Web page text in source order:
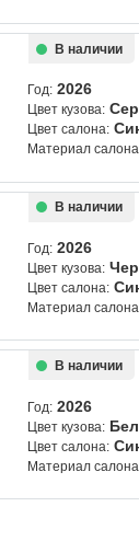
В наличии
Год: 2026
Цвет кузова:
Цвет салона:
Материал
В наличии
Год: 2026
Цвет кузова:
Цвет салона:
Материал
В наличии
Год: 2026
Цвет кузова:
Цвет салона:
Материал